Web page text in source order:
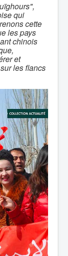
qui
cette
les pays
chinois
et
les flancs